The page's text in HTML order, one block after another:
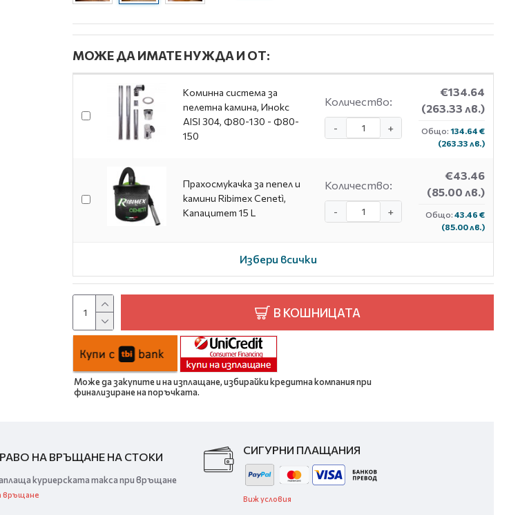
МОЖЕ ДА ИМАТЕ НУЖДА И ОТ:
Коминна система за
пелетна камина, Инокс
AISI 304, Ф80-130 - Ф80-
150
Количество:
- +
€134.64
(263.33 лв.)
Общо: 134.64 €
(263.33 лв.)
Прахосмукачка за пепел и
камини Ribimex Cenetì,
Капацитет 15 L
Количество:
- +
€43.46
(85.00 лв.)
Общо: 43.46 €
(85.00 лв.)
Избери всички
В КОШНИЦАТА
Може да закупите и на изплащане, избирайки кредитна компания при
финализиране на поръчката.
НА ВРЪЩАНЕ НА СТОКИ
куриерската такса при връщане
връщане
СИГУРНИ ПЛАЩАНИЯ
Виж условия